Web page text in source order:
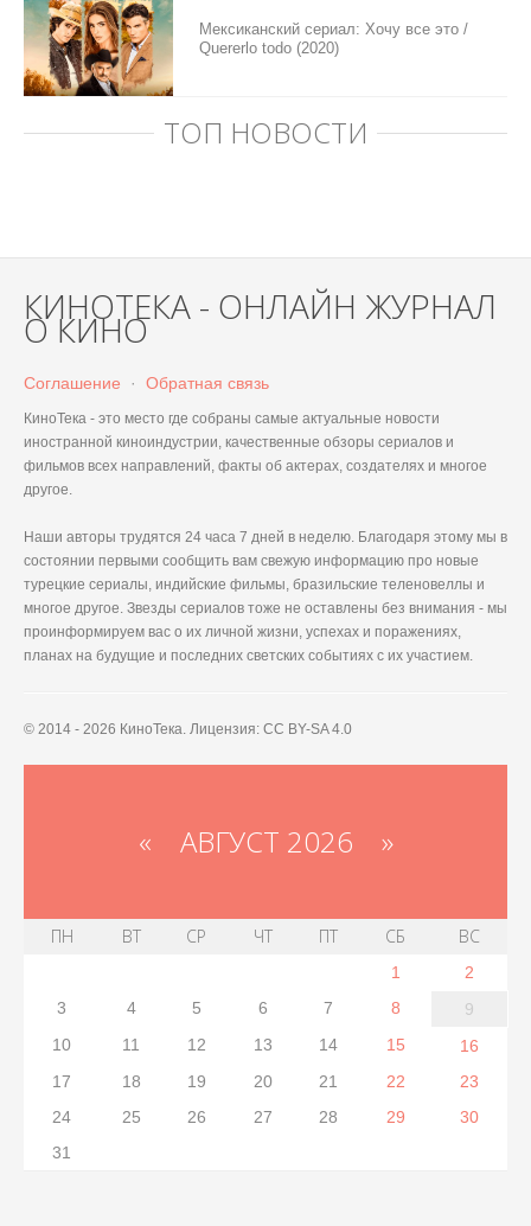
Мексиканский сериал: Хочу все это /
Quererlo todo (2020)
ТОП НОВОСТИ
КИНОТЕКА - ОНЛАЙН ЖУРНАЛ
О КИНО
Соглашение · Обратная связь
КиноТека - это место где собраны самые актуальные новости
иностранной киноиндустрии, качественные обзоры сериалов и
фильмов всех направлений, факты об актерах, создателях и многое
другое.
Наши авторы трудятся 24 часа 7 дней в неделю. Благодаря этому мы в
состоянии первыми сообщить вам свежую информацию про новые
турецкие сериалы, индийские фильмы, бразильские теленовеллы и
многое другое. Звезды сериалов тоже не оставлены без внимания - мы
проинформируем вас о их личной жизни, успехах и поражениях,
планах на будущие и последних светских событиях с их участием.
© 2014 - 2026 КиноТека. Лицензия: CC BY-SA 4.0
« АВГУСТ 2026 »
ПН ВТ СР ЧТ ПТ СБ ВС
1
2
3
4 5 6 7 8
9
10
11 12 13 14 15
16
17
18 19 20 21 22
23
24
25 26 27 28 29
30
31